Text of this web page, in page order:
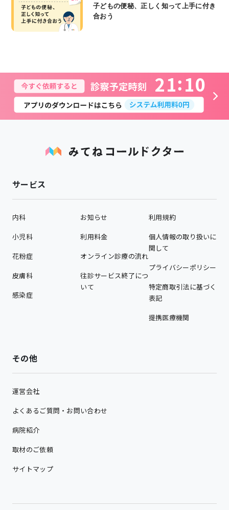
子どもの便秘、正しく知って上手に付き
合おう
21 10
サービス
内科
小児科
花粉症
皮膚科
感染症
お知らせ
利用料金
オンライン診療の流れ
往診サービス終了につ
いて
利用規約
個人情報の取り扱いに
関して
プライバシーポリシー
特定商取引法に基づく
表記
提携医療機関
その他
運営会社
よくあるご質問・お問い合わせ
病院紹介
取材のご依頼
サイトマップ